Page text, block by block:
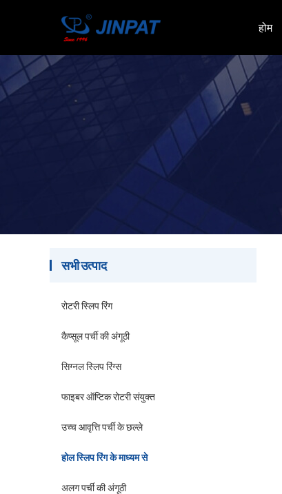
होम
सभी उत्पाद
रोटरी स्लिप रिंग
कैप्सूल पर्ची की अंगूठी
सिग्नल स्लिप रिंग्स
फाइबर ऑप्टिक रोटरी संयुक्त
उच्च आवृत्ति पर्ची के छल्ले
होल स्लिप रिंग के माध्यम से
अलग पर्ची की अंगूठी